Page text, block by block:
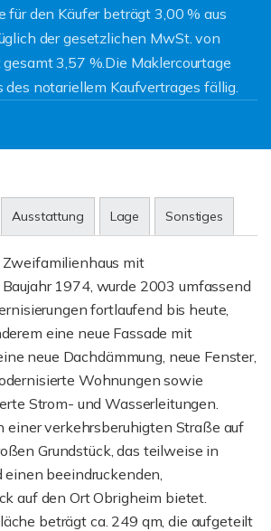
für den Käufer beträgt 3,00 % aus
der gesetzlichen MwSt. von
3,57 %.Die Maklercourtage
notariellem Kaufvertrages fällig.
Ausstattung Lage Sonstiges
mit
1974, wurde 2003 umfassend
fortlaufend bis heute,
eine neue Fassade mit
neue Dachdämmung, neue Fenster,
Wohnungen sowie
Strom- und Wasserleitungen.
einer verkehrsberuhigten Straße auf
Grundstück, das teilweise in
einen beeindruckenden,
auf den Ort Obrigheim bietet.
beträgt ca. 249 qm, die aufgeteilt